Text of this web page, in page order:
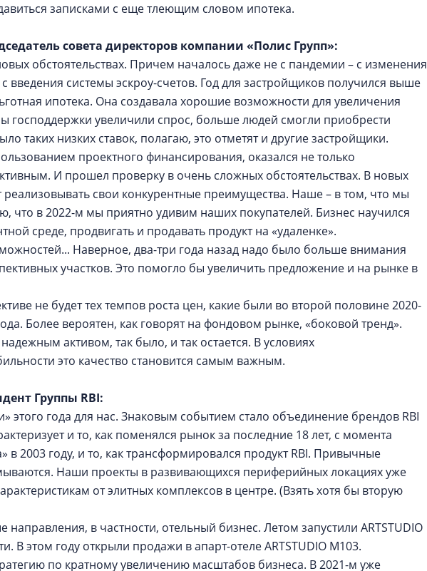
записками с еще тлеющим словом ипотека.
совета директоров компании «Полис Групп»:
обстоятельствах. Причем началось даже не с пандемии – с изменения
введения системы эскроу-счетов. Год для застройщиков получился выше
ипотека. Она создавала хорошие возможности для увеличения
господдержки увеличили спрос, больше людей смогли приобрести
таких низких ставок, полагаю, это отметят и другие застройщики.
проектного финансирования, оказался не только
И прошел проверку в очень сложных обстоятельствах. В новых
реализовывать свои конкурентные преимущества. Наше – в том, что мы
что в 2022-м мы приятно удивим наших покупателей. Бизнес научился
среде, продвигать и продавать продукт на «удаленке».
Наверное, два-три года назад надо было больше внимания
участков. Это помогло бы увеличить предложение и на рынке в
не будет тех темпов роста цен, какие были во второй половине 2020-
Более вероятен, как говорят на фондовом рынке, «боковой тренд».
активом, так было, и так остается. В условиях
это качество становится самым важным.
Группы RBI:
этого года для нас. Знаковым событием стало объединение брендов RBI
и то, как поменялся рынок за последние 18 лет, с момента
в 2003 году, и то, как трансформировался продукт RBI. Привычные
Наши проекты в развивающихся периферийных локациях уже
от элитных комплексов в центре. (Взять хотя бы вторую
в частности, отельный бизнес. Летом запустили ARTSTUDIO
В этом году открыли продажи в апарт-отеле ARTSTUDIO M103.
по кратному увеличению масштабов бизнеса. В 2021-м уже